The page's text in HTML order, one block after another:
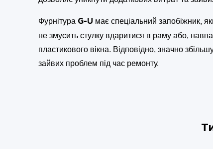
Фурнітура G-U має спеціальний запобіжник,
не змусить стулку вдаритися в раму або,
пластикового вікна. Відповідно, значно
зайвих проблем під час ремонту.